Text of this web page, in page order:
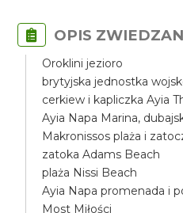
OPIS
Oroklini jezioro
brytyjska jednostka
cerkiew i kapliczka Ayia
Ayia Napa Marina,
Makronissos plaża i
zatoka Adams Beach
plaża Nissi Beach
Ayia Napa promenada i
Most Miłości